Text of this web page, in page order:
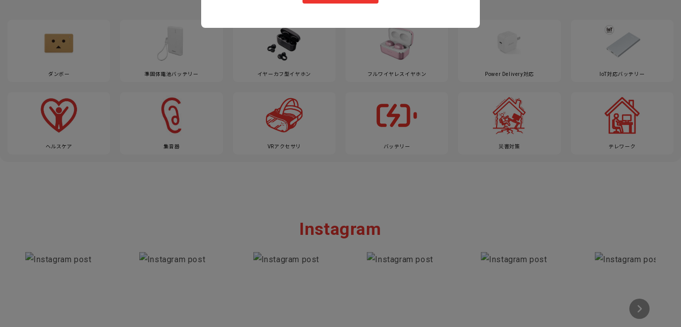
ダンボー 準固体電池バッテリー イヤーカフ型イヤホン フルワイヤレスイヤホン Power Delivery対応 IoT対応バッテリー
ヘルスケア 集音器 VRアクセサリ バッテリー 災害対策 テレワーク
Instagram
Section description